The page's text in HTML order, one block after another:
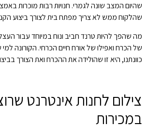
שהיום המצב שונה לגמרי. חנויות רבות מוכרות
שהלקוח ממש לא צריך מפתח בית לצורך ביצוע
מה שהפך להיות טרנד חביב ונוח במיוחד עבור
של הכרח ואפילו של אורח חיים הכרחי. הקורונה למי
כוונתנו, היא זו שהולידה את ההכרח ואת הצורך
צילום לחנות אינטרנט
במכירות